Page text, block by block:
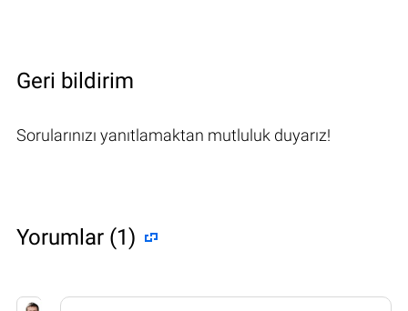
Geri bildirim
Sorularınızı yanıtlamaktan mutluluk duyarız!
Yorumlar (1)